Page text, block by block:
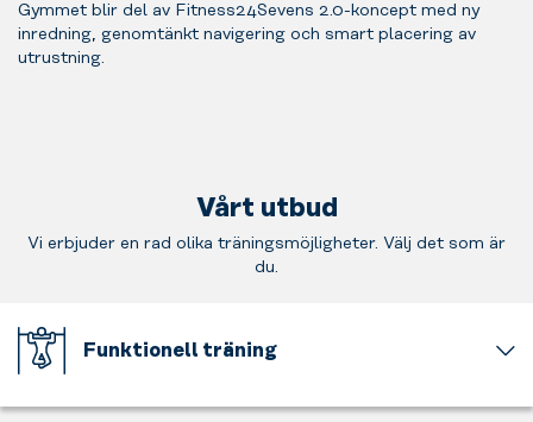
Gymmet blir del av Fitness24Sevens 2.0-koncept med ny
inredning, genomtänkt navigering och smart placering av
utrustning.
Vårt utbud
Vi erbjuder en rad olika träningsmöjligheter. Välj det som är
du.
Funktionell träning
din